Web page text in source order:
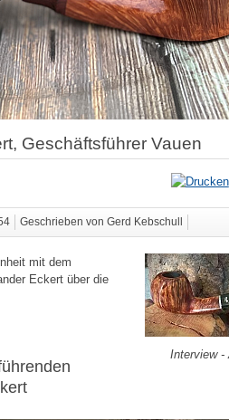
Geschäftsführer Vauen
Geschrieben von Gerd Kebschull
Interview -
mit dem
Eckert über die